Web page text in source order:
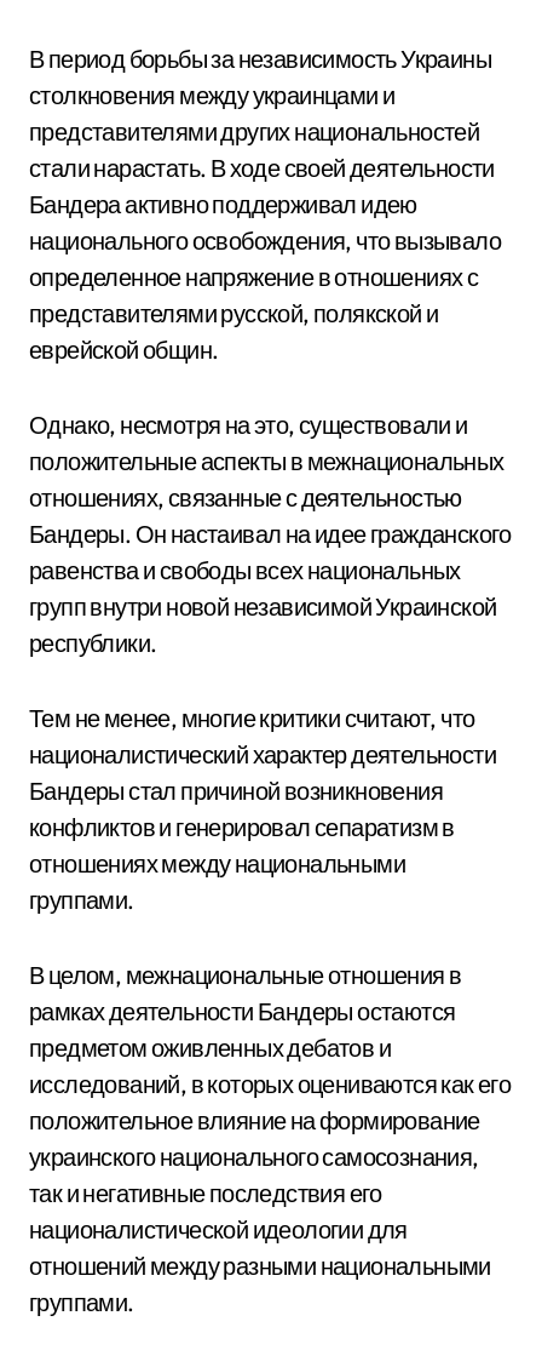
В период борьбы за независимость Украины
столкновения между украинцами и
представителями других национальностей
стали нарастать. В ходе своей деятельности
Бандера активно поддерживал идею
национального освобождения, что вызывало
определенное напряжение в отношениях с
представителями русской, полякской и
еврейской общин.
Однако, несмотря на это, существовали и
положительные аспекты в межнациональных
отношениях, связанные с деятельностью
Бандеры. Он настаивал на идее гражданского
равенства и свободы всех национальных
групп внутри новой независимой Украинской
республики.
Тем не менее, многие критики считают, что
националистический характер деятельности
Бандеры стал причиной возникновения
конфликтов и генерировал сепаратизм в
отношениях между национальными
группами.
В целом, межнациональные отношения в
рамках деятельности Бандеры остаются
предметом оживленных дебатов и
исследований, в которых оцениваются как его
положительное влияние на формирование
украинского национального самосознания,
так и негативные последствия его
националистической идеологии для
отношений между разными национальными
группами.